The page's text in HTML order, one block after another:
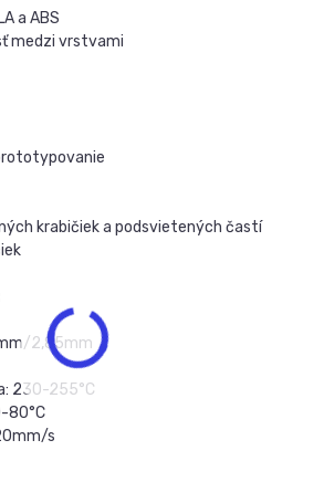
a ABS
medzi vrstvami
krabičiek a podsvietených častí
2,85mm
230-255°C
80°C
s